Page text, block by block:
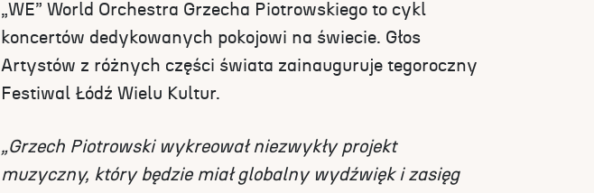
„WE” World Orchestra Grzecha Piotrowskiego to cykl
koncertów dedykowanych pokojowi na świecie. Głos
Artystów z różnych części świata zainauguruje tegoroczny
Festiwal Łódź Wielu Kultur.
„Grzech Piotrowski wykreował niezwykły projekt
muzyczny, który będzie miał globalny wydźwięk i zasięg